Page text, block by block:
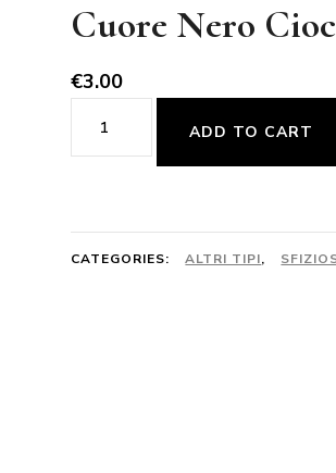
Cuore Nero
€3.00
Cuore
Nero
Gusto
ADD TO CART
CATEGORIES: ALTRI TIPI,